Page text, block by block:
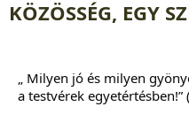
KÖZÖSSÉG, EGY
„ Milyen jó és milyen
a testvérek